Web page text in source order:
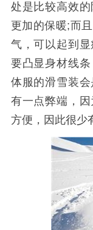
处是比较高效的
更加的保暖;而
气，可以起到
要凸显身材线
体服的滑雪装
有一点弊端，
方便，因此很少